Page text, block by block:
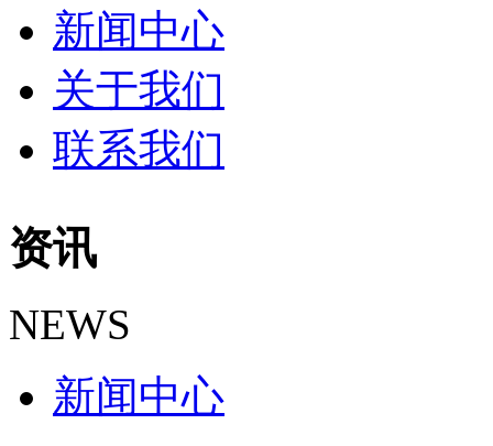
新闻中心
关于我们
联系我们
资讯
NEWS
新闻中心